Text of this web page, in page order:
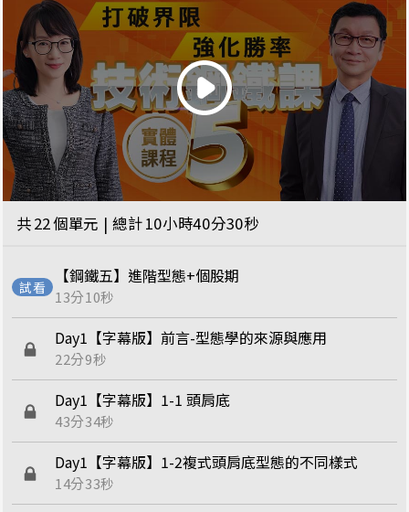
共22個單元 | 總計10小時40分30秒
【鋼鐵五】進階型態+個股期
13分10秒
Day1【字幕版】前言-型態學的來源與應用
22分9秒
Day1【字幕版】1-1 頭肩底
43分34秒
Day1【字幕版】1-2複式頭肩底型態的不同樣式
14分33秒